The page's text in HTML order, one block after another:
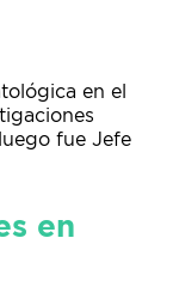
en el
fue Jefe
en